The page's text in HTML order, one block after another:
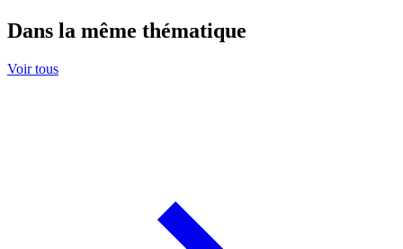
Dans la même thématique
Voir tous